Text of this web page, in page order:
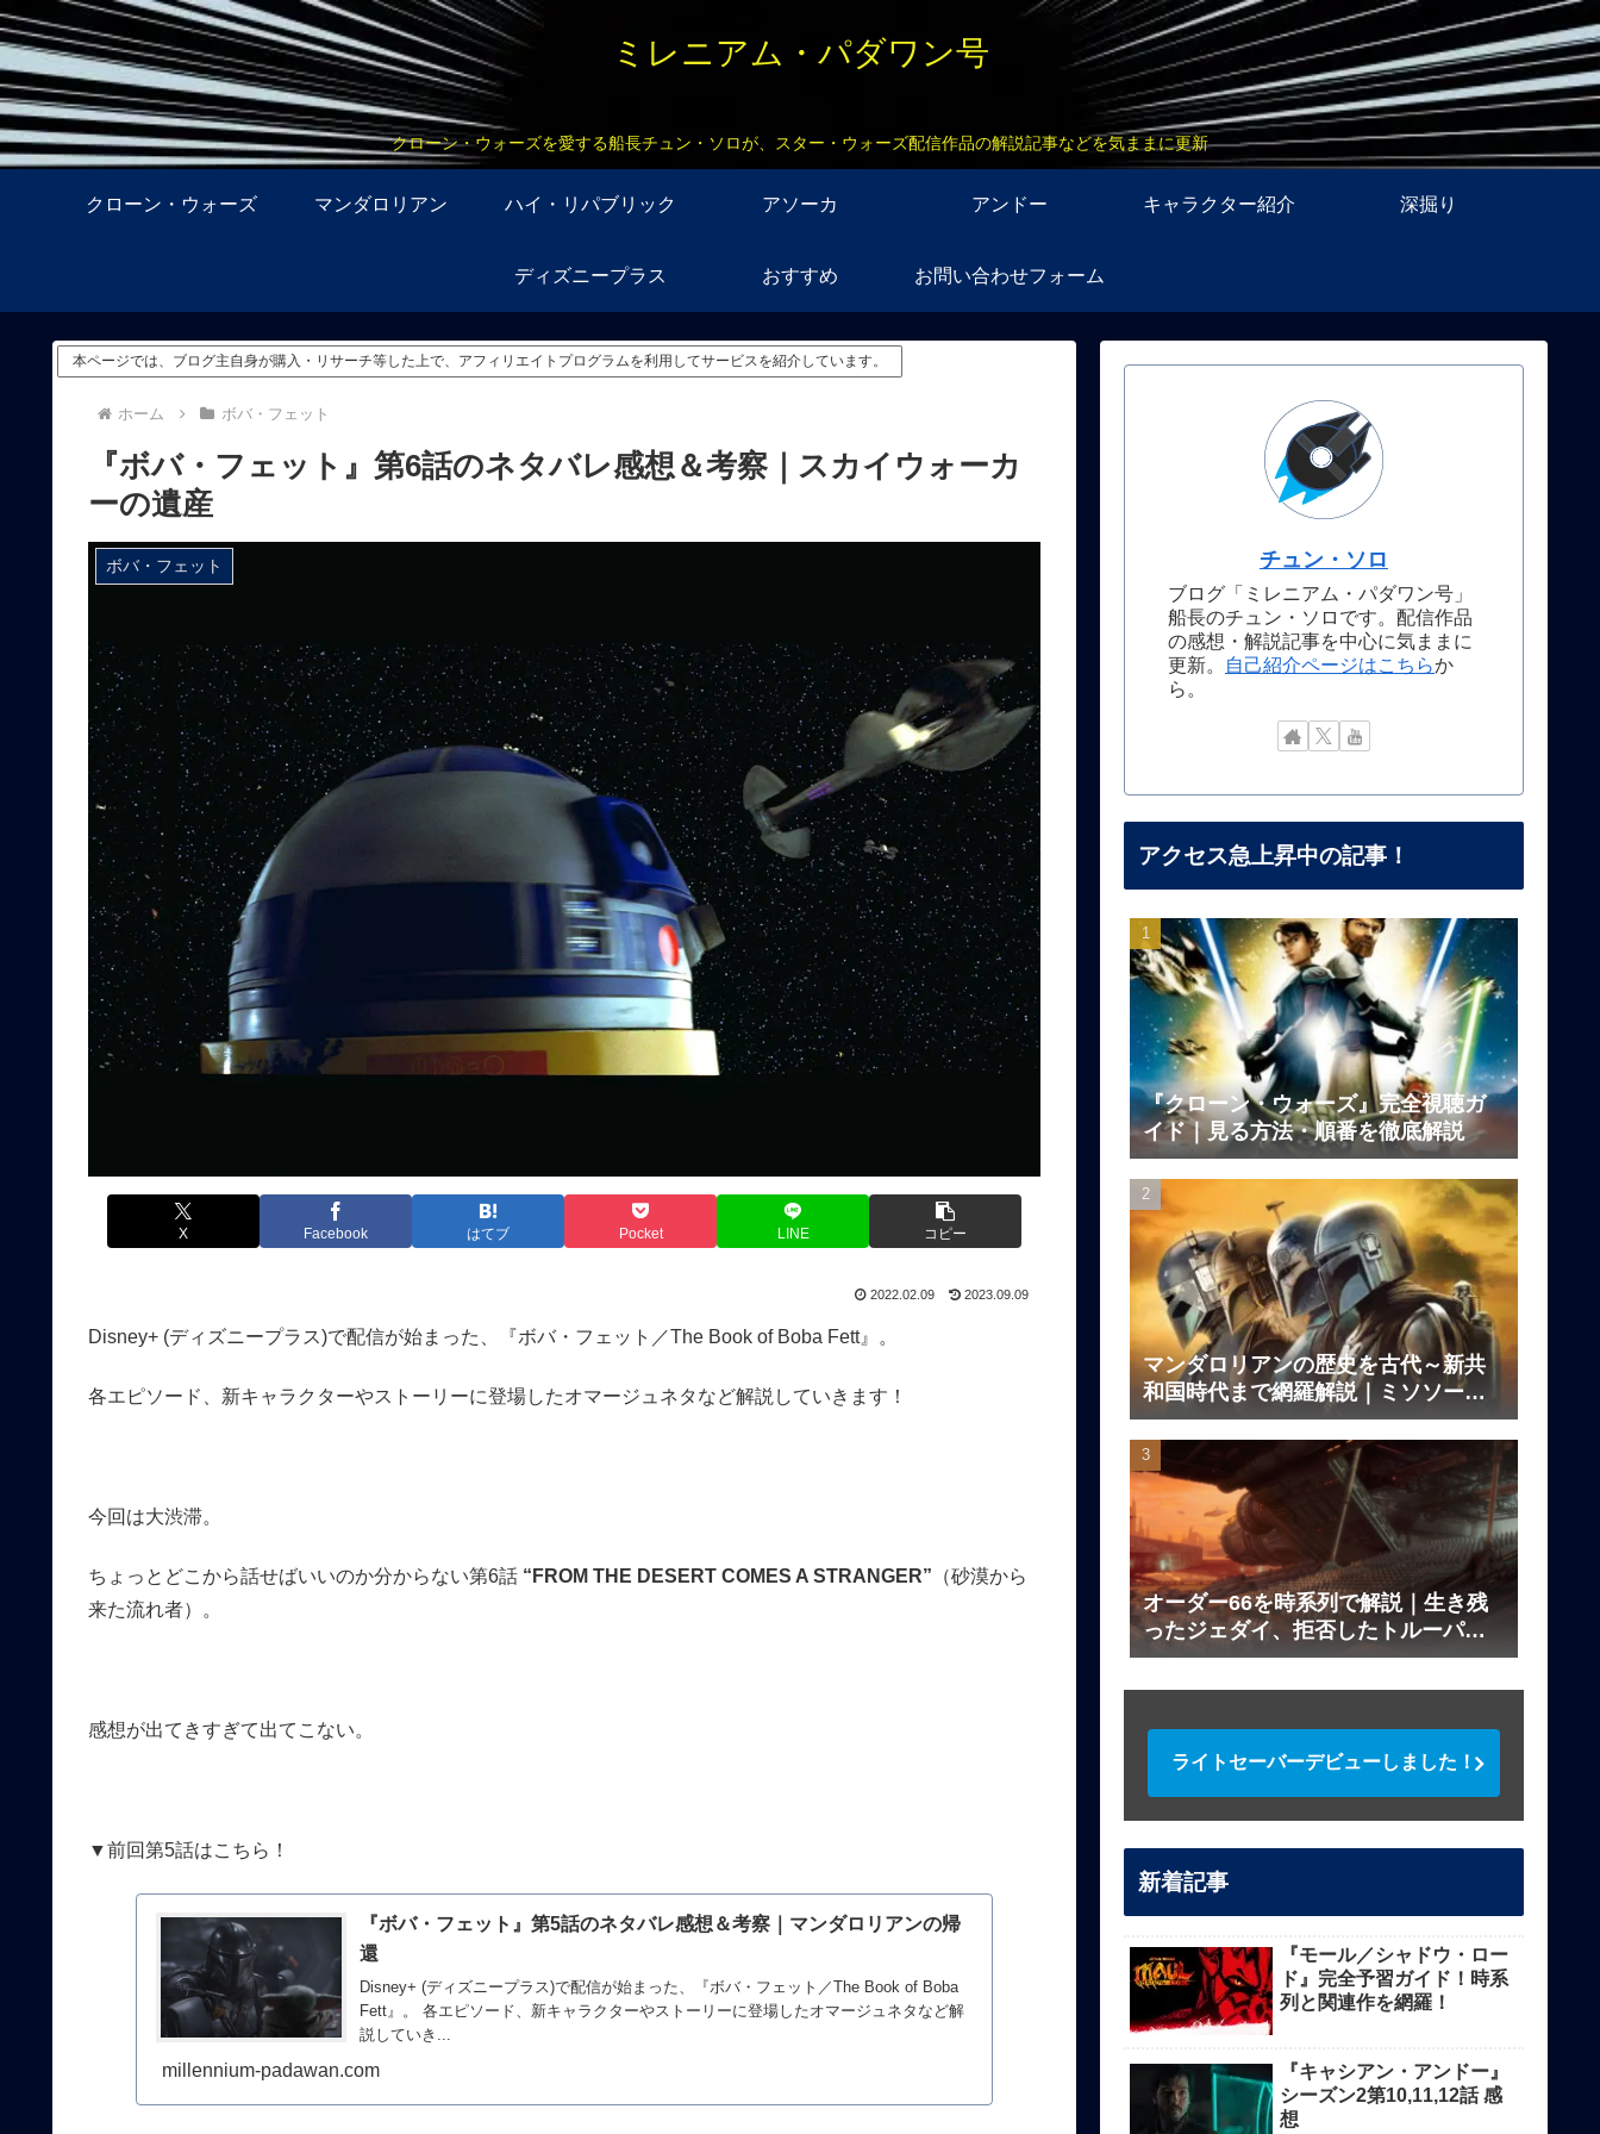
ミレニアム・パダワン号
クローン・ウォーズを愛する船長チュン・ソロが、スター・ウォーズ配信作品の解説記事などを気ままに更新
クローン・ウォーズ マンダロリアン ハイ・リパブリック アソーカ アンドー キャラクター紹介 深掘り
ディズニープラス おすすめ お問い合わせフォーム
本ページでは、ブログ主自身が購入・リサーチ等した上で、アフィリエイトプログラムを利用してサービスを紹介しています。
ホーム ボバ・フェット
『ボバ・フェット』第6話のネタバレ感想＆考察｜スカイウォーカ
ーの遺産
ボバ・フェット
X Facebook はてブ Pocket LINE コピー
2022.02.09 2023.09.09
Disney+ (ディズニープラス)で配信が始まった、『ボバ・フェット／The Book of Boba Fett』。
各エピソード、新キャラクターやストーリーに登場したオマージュネタなど解説していきます！
今回は大渋滞。
ちょっとどこから話せばいいのか分からない第6話 “FROM THE DESERT COMES A STRANGER” （砂漠から
来た流れ者）。
感想が出てきすぎて出てこない。
▼前回第5話はこちら！
『ボバ・フェット』第5話のネタバレ感想＆考察｜マンダロリアンの帰
還
Disney+ (ディズニープラス)で配信が始まった、『ボバ・フェット／The Book of Boba
Fett』。 各エピソード、新キャラクターやストーリーに登場したオマージュネタなど解
説していき...
millennium-padawan.com
チュン・ソロ
ブログ「ミレニアム・パダワン号」
船長のチュン・ソロです。配信作品
の感想・解説記事を中心に気ままに
更新。
自己紹介ページはこちらか
ら。
アクセス急上昇中の記事！
『クローン・ウォーズ』完全視聴ガ
イド｜見る方法・順番を徹底解説
マンダロリアンの歴史を古代～新共
和国時代まで網羅解説｜ミソソー、
ダークセーバーの伝説とは？
オーダー66を時系列で解説｜生き残
ったジェダイ、拒否したトルーパー
は？
ライトセーバーデビューしました！
新着記事
『モール／シャドウ・ロー
ド』完全予習ガイド！時系
列と関連作を網羅！
『キャシアン・アンドー』
シーズン2第10,11,12話 感
想